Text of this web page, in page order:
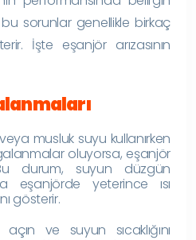
sorunlar genellikle birkaç
İşte eşanjör arızasının
musluk suyu kullanırken
oluyorsa, eşanjör
durum, suyun düzgün
eşanjörde yeterince ısı
gösterir.
ve suyun sıcaklığını